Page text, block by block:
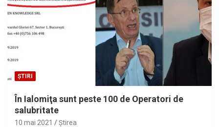
ȘTIRI
În Ialomiţa sunt peste 100 de Operatori de
salubritate
10 mai 2021 Ştirea